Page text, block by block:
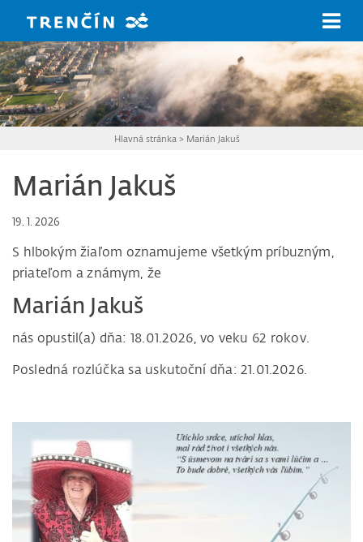
Hlavná stránka > Marián Jakuš
Marián Jakuš
19. 1. 2026
S hlbokým žiaľom oznamujeme všetkým príbuzným,
priateľom a známym, že
Marián Jakuš
nás opustil(a) dňa: 18.01.2026, vo veku 62 rokov.
Posledná rozlúčka sa uskutoční dňa: 21.01.2026.